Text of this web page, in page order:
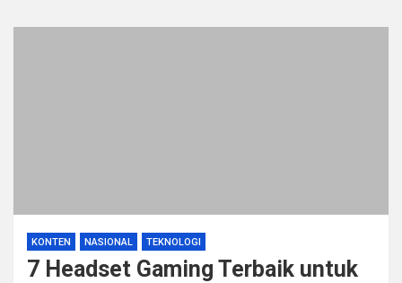
KONTEN NASIONAL TEKNOLOGI
7 Headset Gaming Terbaik untuk